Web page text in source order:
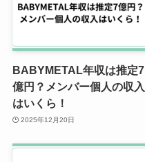
BABYMETAL年収は推定7
億円？メンバー個人の収入
はいくら！
2025年12月20日